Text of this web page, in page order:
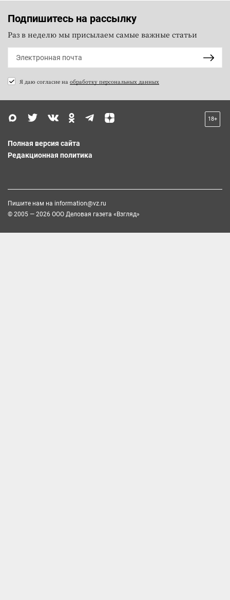
Подпишитесь на рассылку
Раз в неделю мы присылаем самые важные статьи
Я даю согласие на обработку персональных данных
18+
Полная версия сайта
Редакционная политика
Пишите нам на information@vz.ru
© 2005 — 2026 ООО Деловая газета «Взгляд»